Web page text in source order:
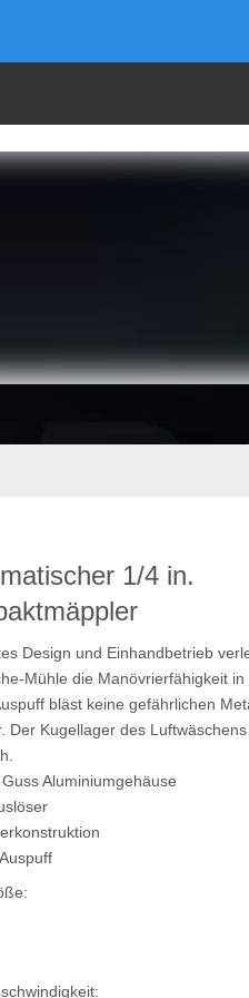
1/4 in.
Design und Einhandbetrieb
Mühle die Manövrierfähigkeit
bläst keine gefährlichen
Der Kugellager des
Aluminiumgehäuse